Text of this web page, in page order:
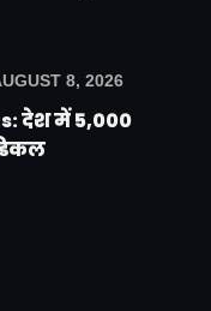
8, 2026
देश में 5,000